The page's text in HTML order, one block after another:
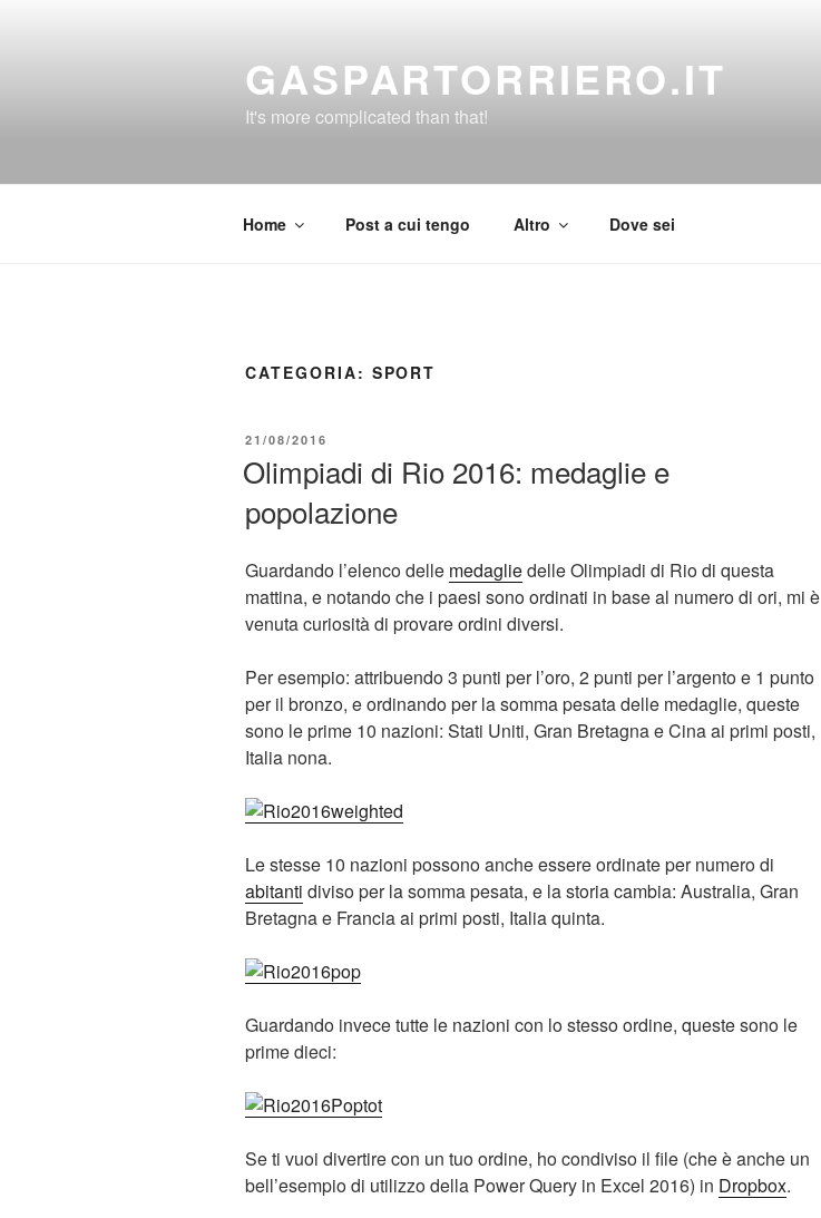
GASPARTORRIERO.IT
It's more complicated than that!
Home Post a cui tengo Altro Dove sei
CATEGORIA: SPORT
PUBBLICATO
21/08/2016
Olimpiadi di Rio 2016: medaglie e
popolazione
Guardando l’elenco delle medagliedelle Olimpiadi di Rio di questa
mattina, e notando che i paesi sono ordinati in base al numero di ori, mi è
venuta curiosità di provare ordini diversi.
Per esempio: attribuendo 3 punti per l’oro, 2 punti per l’argento e 1 punto
per il bronzo, e ordinando per la somma pesata delle medaglie, queste
sono le prime 10 nazioni: Stati Uniti, Gran Bretagna e Cina ai primi posti,
Italia nona.
Le stesse 10 nazioni possono anche essere ordinate per numero di
abitanti diviso per la somma pesata, e la storia cambia: Australia, Gran
Bretagna e Francia ai primi posti, Italia quinta.
Guardando invece tutte le nazioni con lo stesso ordine, queste sono le
prime dieci:
Se ti vuoi divertire con un tuo ordine, ho condiviso il file (che è anche un
bell’esempio di utilizzo della Power Query in Excel 2016) in Dropbox.